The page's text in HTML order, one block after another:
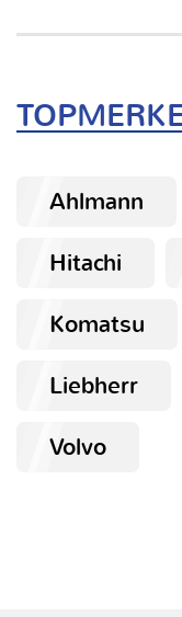
Ahlmann
Hitachi
Komatsu
Liebherr
Volvo